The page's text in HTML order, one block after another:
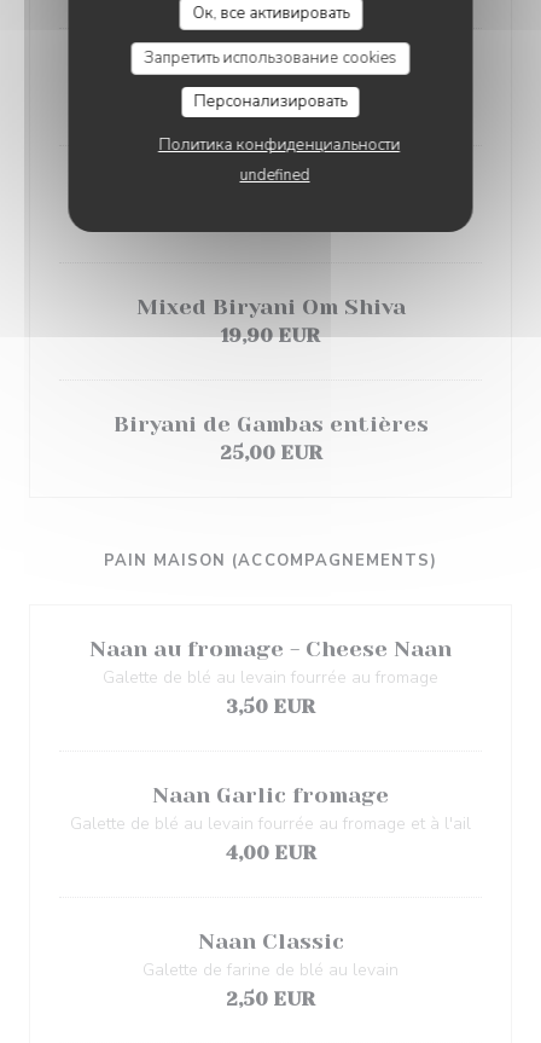
Ок, все активировать
Запретить использование cookies
Персонализировать
Политика конфиденциальности
undefined
Biryani de crevettes
17,00 EUR
Biryani de gigot d'agneau
Mixed Biryani Om Shiva
19,90 EUR
Biryani de Gambas entières
25,00 EUR
PAIN MAISON (ACCOMPAGNEMENTS)
Naan au fromage - Cheese Naan
Galette de blé au levain fourrée au fromage
3,50 EUR
Naan Garlic fromage
Galette de blé au levain fourrée au fromage et à l'ail
4,00 EUR
Naan Classic
Galette de farine de blé au levain
2,50 EUR